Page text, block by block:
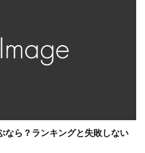
なら？ランキングと失敗しない